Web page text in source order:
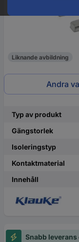
Liknande avbildning
Typ av produkt
Gängstorlek
Isoleringstyp
Kontaktmaterial
Innehåll
Snabb leverans